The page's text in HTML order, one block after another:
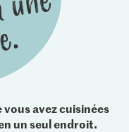
avez cuisinées
un seul endroit.